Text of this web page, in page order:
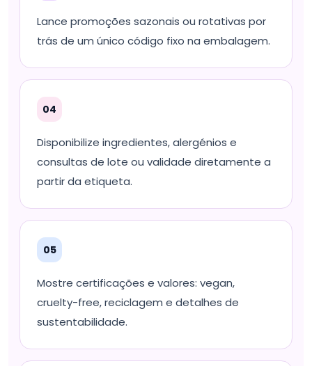
Lance promoções sazonais ou rotativas por
trás de um único código fixo na embalagem.
04
Disponibilize ingredientes, alergénios e
consultas de lote ou validade diretamente a
partir da etiqueta.
05
Mostre certificações e valores: vegan,
cruelty-free, reciclagem e detalhes de
sustentabilidade.